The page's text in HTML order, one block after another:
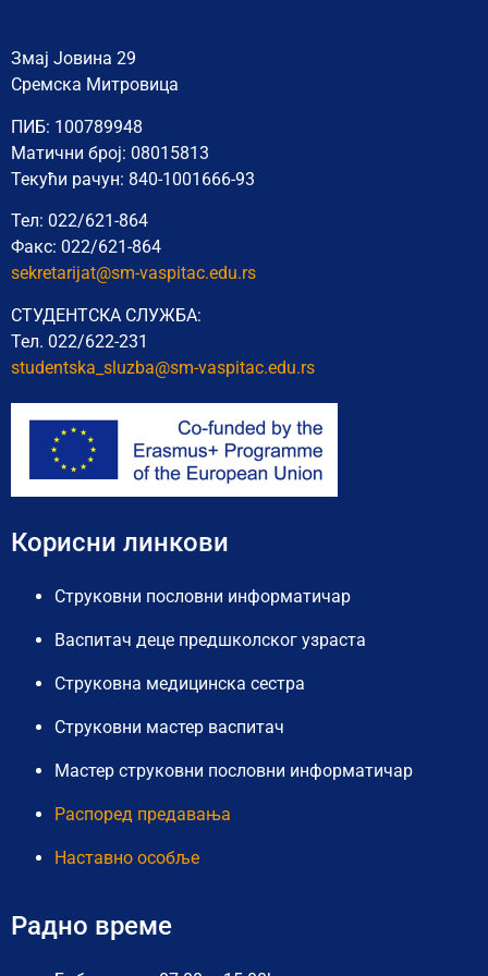
Змај Јовина 29
Сремска Митровица
ПИБ: 100789948
Матични број: 08015813
Текући рачун: 840-1001666-93
Тел: 022/621-864
Факс: 022/621-864
sekretarijat@sm-vaspitac.edu.rs
СТУДЕНТСКА СЛУЖБА:
Тел. 022/622-231
studentska_sluzba@sm-vaspitac.edu.rs
Корисни линкови
Струковни пословни информатичар
Васпитач деце предшколског узраста
Струковна медицинска сестра
Струковни мастер васпитач
Мастер струковни пословни информатичар
Распоред предавања
Наставно особље
Радно време